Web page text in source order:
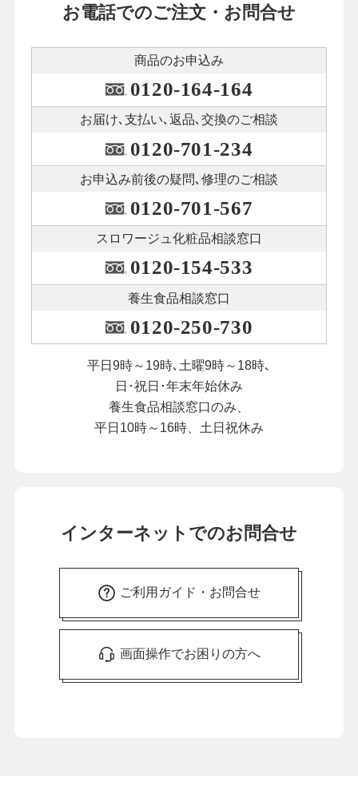
お電話でのご注文・お問合せ
商品のお申込み
0120-164-164
お届け､支払い､ 返品､交換のご相談
0120-701-234
お申込み前後の疑問､修理のご相談
0120-701-567
スロワージュ化粧品相談窓口
0120-154-533
養生食品相談窓口
0120-250-730
平日9時～19時､土曜9時～18時､
日･祝日･年末年始休み
養生食品相談窓口のみ、
平日10時～16時、土日祝休み
インターネットでのお問合せ
ご利用ガイド・お問合せ
画面操作でお困りの方へ